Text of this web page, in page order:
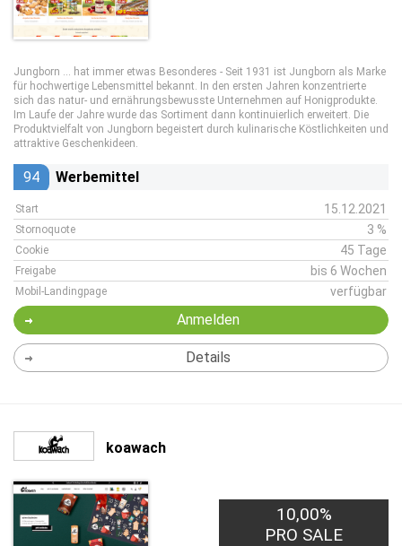
Jungborn ... hat immer etwas Besonderes - Seit 1931 ist Jungborn als Marke
für hochwertige Lebensmittel bekannt. In den ersten Jahren konzentrierte
sich das natur- und ernährungsbewusste Unternehmen auf Honigprodukte.
Im Laufe der Jahre wurde das Sortiment dann kontinuierlich erweitert. Die
Produktvielfalt von Jungborn begeistert durch kulinarische Köstlichkeiten und
attraktive Geschenkideen.
94 Werbemittel
Start 15.12.2021
Stornoquote 3 %
Cookie 45 Tage
Freigabe bis 6 Wochen
Mobil-Landingpage verfügbar
Anmelden
Details
koawach
10,00%
PRO SALE